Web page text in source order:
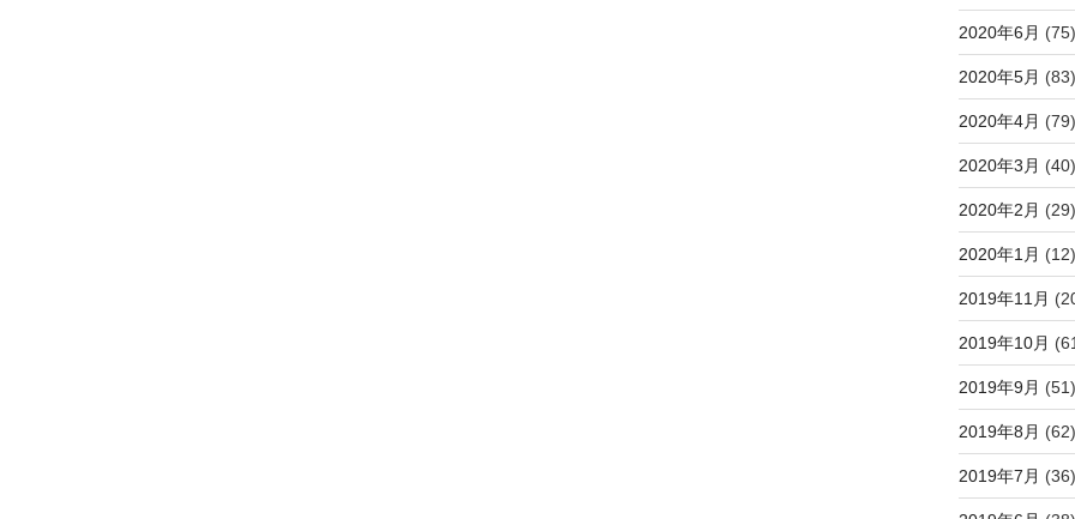
2020年6月 (75)
2020年5月 (83)
2020年4月 (79)
2020年3月 (40)
2020年2月 (29)
2020年1月 (12)
2019年11月
2019年10月
2019年9月 (51)
2019年8月 (62)
2019年7月 (36)